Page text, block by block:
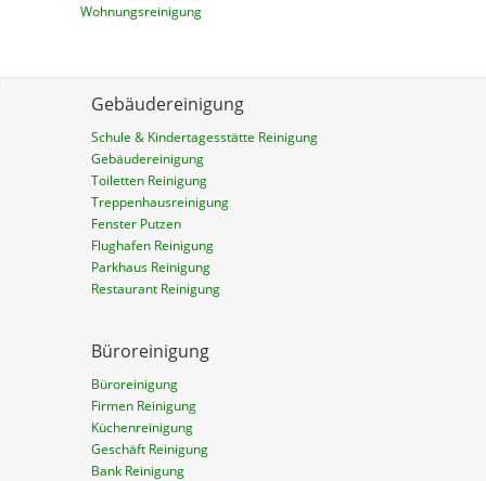
Wohnungsreinigung
Gebäudereinigung
Schule & Kindertagesstätte Reinigung
Gebäudereinigung
Toiletten Reinigung
Treppenhausreinigung
Fenster Putzen
Flughafen Reinigung
Parkhaus Reinigung
Restaurant Reinigung
Büroreinigung
Büroreinigung
Firmen Reinigung
Küchenreinigung
Geschäft Reinigung
Bank Reinigung